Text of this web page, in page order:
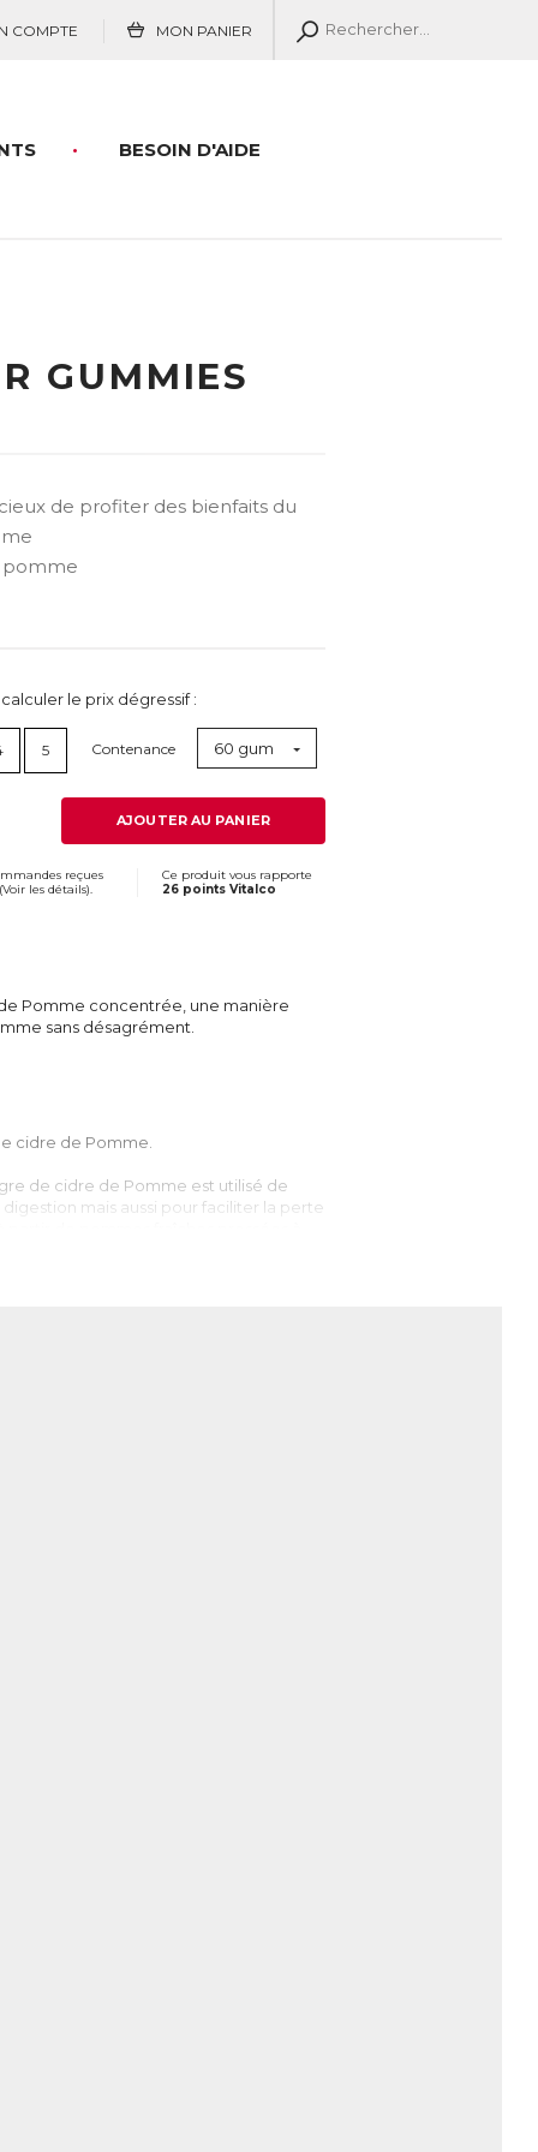
COMPTE MON PANIER
BESOIN D'AIDE
GUMMIES
de profiter des bienfaits du
pomme
le prix dégressif :
5 Contenance 60 gum
AJOUTER AU PANIER
reçues
Voir les détails).
Ce produit vous rapporte
26 points Vitalco
Pomme concentrée, une manière
sans désagrément.
cidre de Pomme.
de cidre de Pomme est utilisé de
mais aussi pour faciliter la perte